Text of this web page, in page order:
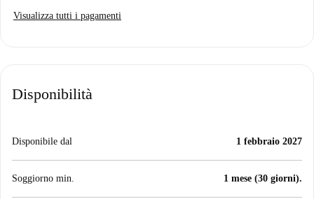
Visualizza tutti i pagamenti
Disponibilità
Disponibile dal 1 febbraio 2027
Soggiorno min. 1 mese (30 giorni).